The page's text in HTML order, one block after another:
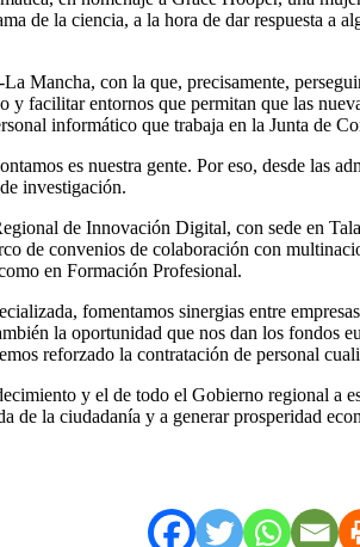
de la ciencia, a la hora de dar respuesta
Mancha, con la que, precisamente,
facilitar entornos que permitan que las
informático que trabaja en la Junta de
es nuestra gente. Por eso, desde las
investigación.
de Innovación Digital, con sede en
de convenios de colaboración con
en Formación Profesional.
fomentamos sinergias entre
la oportunidad que nos dan los fondos
reforzado la contratación de personal
y el de todo el Gobierno regional a
de la ciudadanía y a generar prosperidad